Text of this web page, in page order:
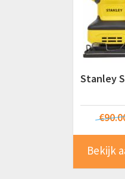
Stanley
Bekijk